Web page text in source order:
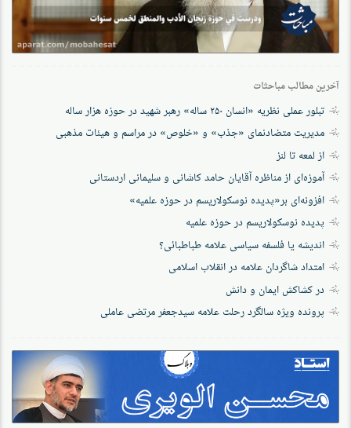
آخرین مطالب مباحثات
تبلور عملی نظریه «انسان ۲۵۰ ساله» رهبر شهید در حوزه هزار ساله
مدیریت متضادنمای «جذب» و «خلوص» در مراسم و هیئات مذهبی
از لمعه تا لنز
آموزه‌ای از مناظره آقایان حامد کاشانی و سلیمانی اردستانی
افزونه‌ای بر«پدیده نوسکولاریسم در حوزه‌ علمیه»
پدیده نوسکولاریسم در حوزه علمیه
اندیشه یا فلسفه سیاسی علامه طباطبائی؟
امتداد شاگردان علامه در انقلاب اسلامی
در کشاکش ایمان و دانش
پرونده‌ ویژه سالگرد رحلت علامه سیدجعفر مرتضی عاملی